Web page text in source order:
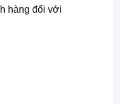
hàng đối với